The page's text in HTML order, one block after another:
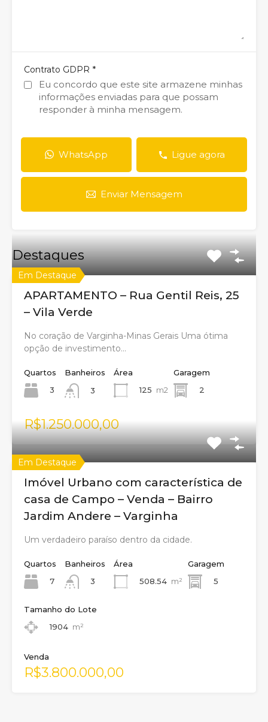
Contrato GDPR *
Eu concordo que este site armazene minhas
informações enviadas para que possam
responder à minha mensagem.
WhatsApp Ligue agora
Enviar Mensagem
Destaques
Em Destaque
APARTAMENTO – Rua Gentil Reis, 25
– Vila Verde
No coração de Varginha-Minas Gerais Uma ótima
opção de investimento…
Quartos
3
Banheiros
3
Área
125 m2
Garagem
2
R$1.250.000,00
Em Destaque
Imóvel Urbano com característica de
casa de Campo – Venda – Bairro
Jardim Andere – Varginha
Um verdadeiro paraíso dentro da cidade.
Quartos
7
Banheiros
3
Área
508.54 m²
Garagem
5
Tamanho do Lote
1904 m²
Venda
R$3.800.000,00